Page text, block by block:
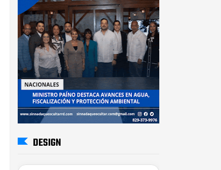
DESIGN